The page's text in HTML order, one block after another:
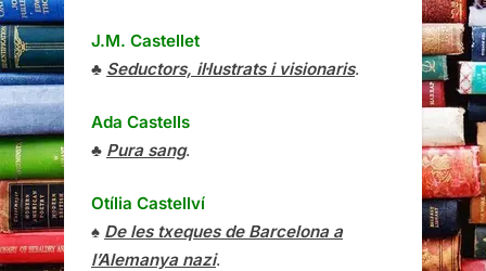
J.M. Castellet
♣ Seductors, il·lustrats i visionaris.
Ada Castells
♣ Pura sang.
Otília Castellví
♠ De les txeques de Barcelona a
l’Alemanya nazi.